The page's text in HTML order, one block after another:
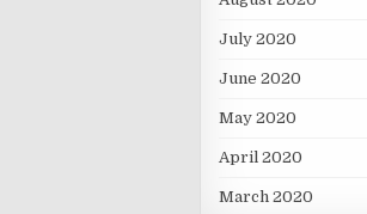
July 2020
June 2020
May 2020
April 2020
March 2020